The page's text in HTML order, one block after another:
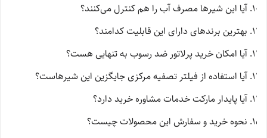
آیا این شیرها مصرف آب را هم کنترل می‌کنند؟
بهترین برندهای دارای این قابلیت کدامند؟
آیا امکان خرید پرلاتور ضد رسوب به تنهایی هست؟
آیا استفاده از فیلتر تصفیه مرکزی جایگزین این شیرهاست؟
آیا پایدار مارکت خدمات مشاوره خرید دارد؟
نحوه خرید و سفارش این محصولات چیست؟